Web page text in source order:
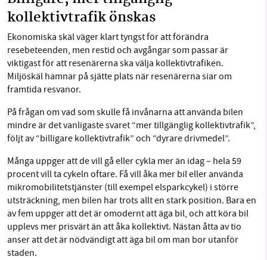
kollektivtrafik önskas
Ekonomiska skäl väger klart tyngst för att förändra
resebeteenden, men restid och avgångar som passar är
viktigast för att resenärerna ska välja kollektivtrafiken.
Miljöskäl hamnar på sjätte plats när resenärerna siar om
framtida resvanor.
På frågan om vad som skulle få invånarna att använda bilen
mindre är det vanligaste svaret “mer tillgänglig kollektivtrafik”,
följt av “billigare kollektivtrafik” och “dyrare drivmedel”.
Många uppger att de vill gå eller cykla mer än idag – hela 59
procent vill ta cykeln oftare. Få vill åka mer bil eller använda
mikromobilitetstjänster (till exempel elsparkcykel) i större
utsträckning, men bilen har trots allt en stark position. Bara en
av fem uppger att det är omodernt att äga bil, och att köra bil
upplevs mer prisvärt än att åka kollektivt. Nästan åtta av tio
anser att det är nödvändigt att äga bil om man bor utanför
staden.